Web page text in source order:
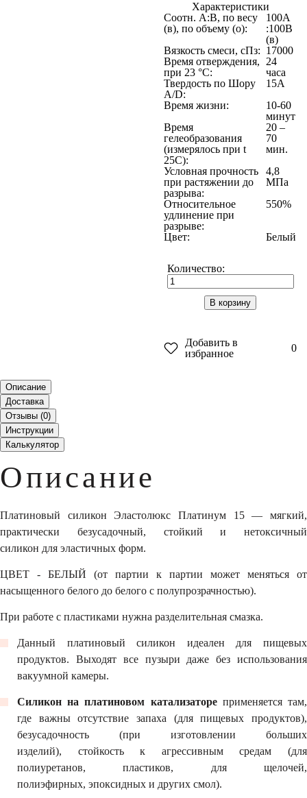
Характеристики
Соотн. A:B, по весу
(в), по объему (о):
100A
:100B
(в)
Вязкость смеси, сПз: 17000
Время отверждения,
при 23 °C:
24
часа
Твердость по Шору
A/D:
15А
Время жизни:
10-60
минут
Время
гелеобразования
(измерялось при t
25C):
20 –
70
мин.
Условная прочность
при растяжении до
разрыва:
4,8
МПа
Относительное
удлинение при
разрыве:
550%
Цвет: Белый
Количество:
В корзину
Добавить в
избранное
0
Описание
Доставка
Отзывы (0)
Инструкции
Калькулятор
Описание
Платиновый силикон Эластолюкс Платинум 15 ― мягкий,
практически безусадочный, стойкий и нетоксичный
силикон для эластичных форм.
ЦВЕТ - БЕЛЫЙ (от партии к партии может меняться от
насыщенного белого до белого с полупрозрачностью).
При работе с пластиками нужна разделительная смазка.
Данный платиновый силикон идеален для пищевых
продуктов. Выходят все пузыри даже без использования
вакуумной камеры.
Силикон на платиновом катализаторе применяется там,
где важны отсутствие запаха (для пищевых продуктов),
безусадочность (при изготовлении больших
изделий), стойкость к агрессивным средам (для
полиуретанов, пластиков, для щелочей,
полиэфирных, эпоксидных и других смол).